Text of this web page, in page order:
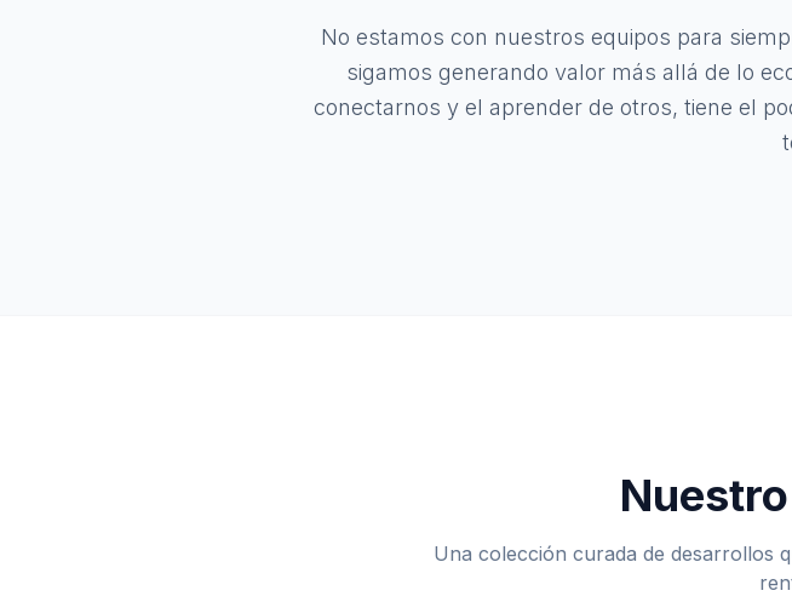
No estamos con nuestros equipos para
sigamos generando valor más allá de lo
conectarnos y el aprender de otros, tiene el
Una colección curada de desarrollos